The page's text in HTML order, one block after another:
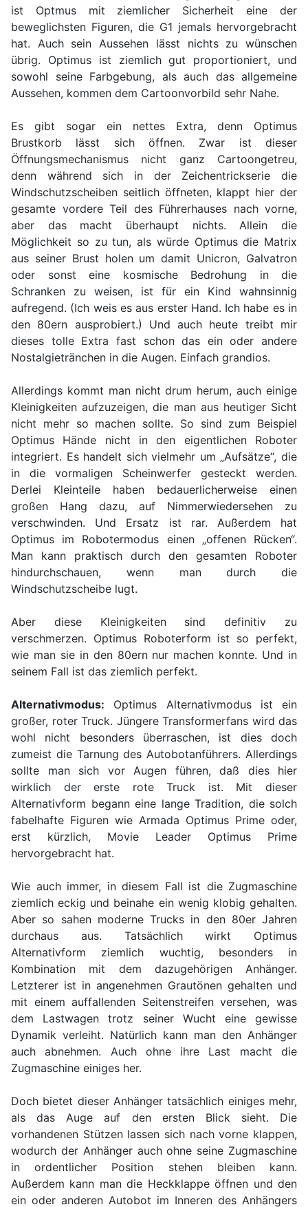
ist Optmus mit ziemlicher Sicherheit eine der
beweglichsten Figuren, die G1 jemals hervorgebracht
hat. Auch sein Aussehen lässt nichts zu wünschen
übrig. Optimus ist ziemlich gut proportioniert, und
sowohl seine Farbgebung, als auch das allgemeine
Aussehen, kommen dem Cartoonvorbild sehr Nahe.
Es gibt sogar ein nettes Extra, denn Optimus
Brustkorb lässt sich öffnen. Zwar ist dieser
Öffnungsmechanismus nicht ganz Cartoongetreu,
denn während sich in der Zeichentrickserie die
Windschutzscheiben seitlich öffneten, klappt hier der
gesamte vordere Teil des Führerhauses nach vorne,
aber das macht überhaupt nichts. Allein die
Möglichkeit so zu tun, als würde Optimus die Matrix
aus seiner Brust holen um damit Unicron, Galvatron
oder sonst eine kosmische Bedrohung in die
Schranken zu weisen, ist für ein Kind wahnsinnig
aufregend. (Ich weis es aus erster Hand. Ich habe es in
den 80ern ausprobiert.) Und auch heute treibt mir
dieses tolle Extra fast schon das ein oder andere
Nostalgietränchen in die Augen. Einfach grandios.
Allerdings kommt man nicht drum herum, auch einige
Kleinigkeiten aufzuzeigen, die man aus heutiger Sicht
nicht mehr so machen sollte. So sind zum Beispiel
Optimus Hände nicht in den eigentlichen Roboter
integriert. Es handelt sich vielmehr um „Aufsätze“, die
in die vormaligen Scheinwerfer gesteckt werden.
Derlei Kleinteile haben bedauerlicherweise einen
großen Hang dazu, auf Nimmerwiedersehen zu
verschwinden. Und Ersatz ist rar. Außerdem hat
Optimus im Robotermodus einen „offenen Rücken“.
Man kann praktisch durch den gesamten Roboter
hindurchschauen, wenn man durch die
Windschutzscheibe lugt.
Aber diese Kleinigkeiten sind definitiv zu
verschmerzen. Optimus Roboterform ist so perfekt,
wie man sie in den 80ern nur machen konnte. Und in
seinem Fall ist das ziemlich perfekt.
Alternativmodus: Optimus Alternativmodus ist ein
großer, roter Truck. Jüngere Transformerfans wird das
wohl nicht besonders überraschen, ist dies doch
zumeist die Tarnung des Autobotanführers. Allerdings
sollte man sich vor Augen führen, daß dies hier
wirklich der erste rote Truck ist. Mit dieser
Alternativform begann eine lange Tradition, die solch
fabelhafte Figuren wie Armada Optimus Prime oder,
erst kürzlich, Movie Leader Optimus Prime
hervorgebracht hat.
Wie auch immer, in diesem Fall ist die Zugmaschine
ziemlich eckig und beinahe ein wenig klobig gehalten.
Aber so sahen moderne Trucks in den 80er Jahren
durchaus aus. Tatsächlich wirkt Optimus
Alternativform ziemlich wuchtig, besonders in
Kombination mit dem dazugehörigen Anhänger.
Letzterer ist in angenehmen Grautönen gehalten und
mit einem auffallenden Seitenstreifen versehen, was
dem Lastwagen trotz seiner Wucht eine gewisse
Dynamik verleiht. Natürlich kann man den Anhänger
auch abnehmen. Auch ohne ihre Last macht die
Zugmaschine einiges her.
Doch bietet dieser Anhänger tatsächlich einiges mehr,
als das Auge auf den ersten Blick sieht. Die
vorhandenen Stützen lassen sich nach vorne klappen,
wodurch der Anhänger auch ohne seine Zugmaschine
in ordentlicher Position stehen bleiben kann.
Außerdem kann man die Heckklappe öffnen und den
ein oder anderen Autobot im Inneren des Anhängers